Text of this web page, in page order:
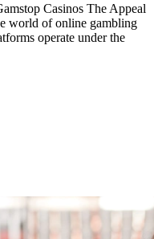
Casinos The Appeal
world of online gambling
operate under the